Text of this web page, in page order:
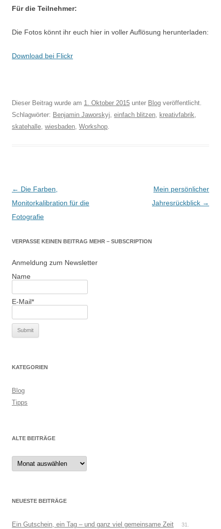
Für die Teilnehmer:
Die Fotos könnt ihr euch hier in voller Auflösung herunterladen:
Download bei Flickr
Dieser Beitrag wurde am 1. Oktober 2015 unter Blog veröffentlicht.
Schlagwörter: Benjamin Jaworskyj einfach blitzen kreativfabrik
skatehalle wiesbaden Workshop
Beitragsnavigation
← Die Farben,
Monitorkalibration für die
Fotografie
Mein persönlicher
Jahresrückblick →
VERPASSE KEINEN BEITRAG MEHR – SUBSCRIPTION
Anmeldung zum Newsletter
Name
E-Mail*
KATEGORIEN
Blog
Tipps
ALTE BEITRÄGE
Alte
Beiträge
NEUESTE BEITRÄGE
Ein Gutschein, ein Tag – und ganz viel gemeinsame Zeit
31.